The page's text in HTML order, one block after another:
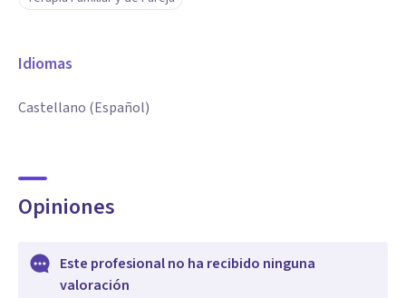
Idiomas
Castellano (Español)
Opiniones
Este profesional no ha recibido ninguna
valoración